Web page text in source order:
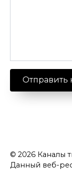
© 2026 Каналы
Данный веб-